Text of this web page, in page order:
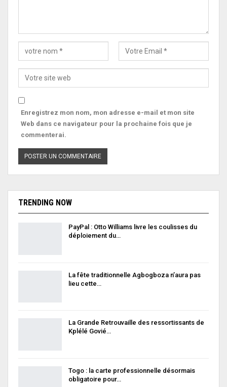
Enregistrez mon nom, mon adresse e-mail et mon site
Web dans ce navigateur pour la prochaine fois que je
commenterai.
TRENDING NOW
PayPal : Otto Williams livre les coulisses du
déploiement du…
La fête traditionnelle Agbogboza n’aura pas
lieu cette…
La Grande Retrouvaille des ressortissants de
Kplélé Govié…
Togo : la carte professionnelle désormais
obligatoire pour…